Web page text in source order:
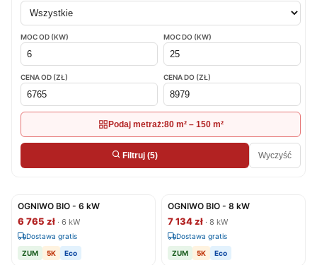
MOC OD (KW) MOC DO (KW)
CENA OD (ZŁ) CENA DO (ZŁ)
Podaj metraż:80 m² – 150 m²
Filtruj (5) Wyczyść
OGNIWO BIO - 6 kW
6 765 zł · 6 kW
Dostawa gratis
ZUM
5K Eco
OGNIWO BIO - 8 kW
7 134 zł · 8 kW
Dostawa gratis
ZUM
5K Eco